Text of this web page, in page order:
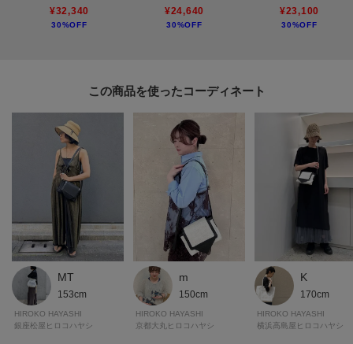
※照明の関係により、実際よりも色味が違って見える場合があります。ま
た、パソコン・スマートフォンなどの環境により、若干製品と画像のカラー
が異なる場合もございます。
¥32,340
30%OFF
¥24,640
30%OFF
¥23,100
30%OFF
この商品を使った
MT
153cm
HIROKO HAYASHI
銀座松屋ヒロコハヤシ
m
150cm
HIROKO HAYASHI
京都大丸ヒロコハヤシ
K
170cm
HIROKO HAYASHI
横浜高島屋ヒロコハヤシ